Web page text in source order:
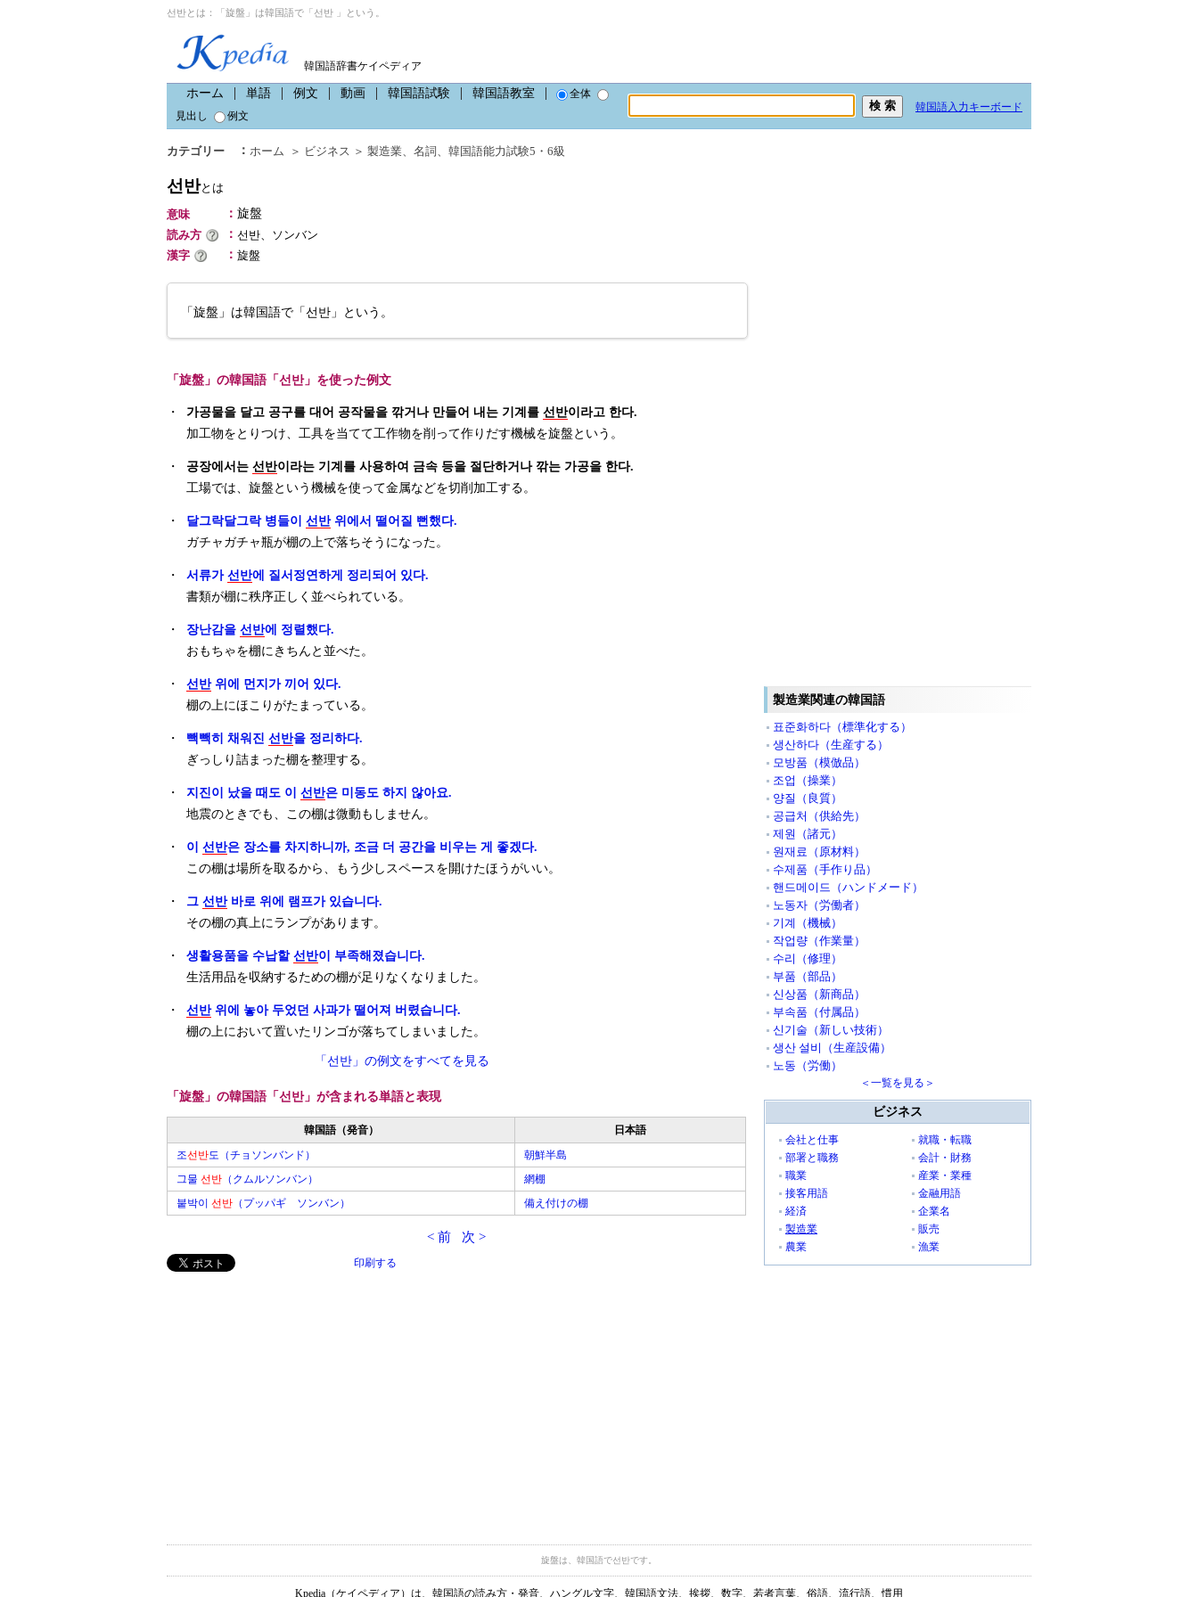
선반とは：「旋盤」は韓国語で「선반 」という。
韓国語辞書ケイペディア
ホーム 単語 例文 動画 韓国語試験 韓国語教室
全体
見出し
例文
韓国語入力キーボード
カテゴリー ： ホーム ＞ ビジネス ＞ 製造業、 名詞 、 韓国語能力試験5・6級
선반とは
意味
： 旋盤
読み方
： 선반、ソンバン
漢字
： 旋盤
「旋盤」は韓国語で「선반」という。
「旋盤」の韓国語「선반」を使った例文
・ 가공물을 달고 공구를 대어 공작물을 깎거나 만들어 내는 기계를 선반이라고 한다.
加工物をとりつけ、工具を当てて工作物を削って作りだす機械を旋盤という。
・ 공장에서는 선반이라는 기계를 사용하여 금속 등을 절단하거나 깎는 가공을 한다.
工場では、旋盤という機械を使って金属などを切削加工する。
・ 달그락달그락 병들이 선반위에서 떨어질 뻔했다.
ガチャガチャ瓶が棚の上で落ちそうになった。
・ 서류가 선반에 질서정연하게 정리되어 있다.
書類が棚に秩序正しく並べられている。
・ 장난감을 선반에 정렬했다.
おもちゃを棚にきちんと並べた。
・ 선반위에 먼지가 끼어 있다.
棚の上にほこりがたまっている。
・ 빽빽히 채워진 선반을 정리하다.
ぎっしり詰まった棚を整理する。
・ 지진이 났을 때도 이 선반은 미동도 하지 않아요.
地震のときでも、この棚は微動もしません。
・ 이 선반은 장소를 차지하니까, 조금 더 공간을 비우는 게 좋겠다.
この棚は場所を取るから、もう少しスペースを開けたほうがいい。
・ 그 선반바로 위에 램프가 있습니다.
その棚の真上にランプがあります。
・ 생활용품을 수납할 선반이 부족해졌습니다.
生活用品を収納するための棚が足りなくなりました。
・ 선반위에 놓아 두었던 사과가 떨어져 버렸습니다.
棚の上において置いたリンゴが落ちてしまいました。
「선반」の例文をすべてを見る
「旋盤」の韓国語「선반」が含まれる単語と表現
韓国語（発音）
日本語
조선반도（チョソンバンド）
朝鮮半島
그물 선반 （クムルソンバン）
網棚
붙박이 선반 （プッパギ ソンバン） 備え付けの棚
< 前 次 >
印刷する
製造業関連の韓国語
표준화하다（標準化する）
생산하다（生産する）
모방품（模倣品）
조업（操業）
양질（良質）
공급처（供給先）
제원（諸元）
원재료（原材料）
수제품（手作り品）
핸드메이드（ハンドメード）
노동자（労働者）
기계（機械）
작업량（作業量）
수리（修理）
부품（部品）
신상품（新商品）
부속품（付属品）
신기술（新しい技術）
생산 설비（生産設備）
노동（労働）
＜一覧を見る＞
ビジネス
会社と仕事
就職・転職
部署と職務
会計・財務
職業
産業・業種
接客用語
金融用語
経済
企業名
製造業
販売
農業
漁業
旋盤は、韓国語で선반です。
Kpedia（ケイペディア）は、韓国語の読み方・発音、ハングル文字、韓国語文法、挨拶、数字、若者言葉、俗語、流行語、慣用